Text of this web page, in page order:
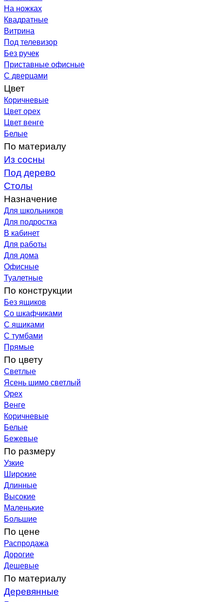
На ножках
Квадратные
Витрина
Под телевизор
Без ручек
Приставные офисные
С дверцами
Цвет
Коричневые
Цвет орех
Цвет венге
Белые
По материалу
Из сосны
Под дерево
Столы
Назначение
Для школьников
Для подростка
В кабинет
Для работы
Для дома
Офисные
Туалетные
По конструкции
Без ящиков
Со шкафчиками
С ящиками
С тумбами
Прямые
По цвету
Светлые
Ясень шимо светлый
Орех
Венге
Коричневые
Белые
Бежевые
По размеру
Узкие
Широкие
Длинные
Высокие
Маленькие
Большие
По цене
Распродажа
Дорогие
Дешевые
По материалу
Деревянные